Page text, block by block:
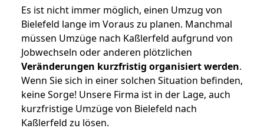
Es ist nicht immer möglich, einen Umzug von
Bielefeld lange im Voraus zu planen. Manchmal
müssen Umzüge nach Kaßlerfeld aufgrund von
Jobwechseln oder anderen plötzlichen
Veränderungen kurzfristig organisiert werden.
Wenn Sie sich in einer solchen Situation befinden,
keine Sorge! Unsere Firma ist in der Lage, auch
kurzfristige Umzüge von Bielefeld nach
Kaßlerfeld zu lösen.